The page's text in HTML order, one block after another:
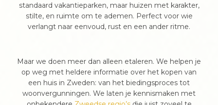
standaard vakantieparken, maar huizen met karakter,
stilte, en ruimte om te ademen. Perfect voor wie
verlangt naar eenvoud, rust en een ander ritme.
Maar we doen meer dan alleen etaleren. We helpen je
op weg met heldere informatie over het kopen van
een huis in Zweden: van het biedingsproces tot
woonvergunningen. We laten je kennismaken met